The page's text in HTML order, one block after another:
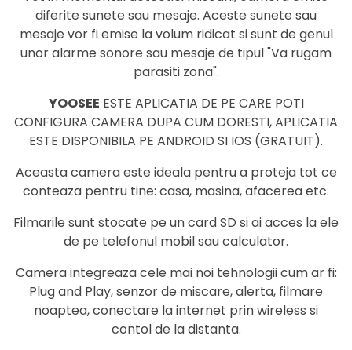
diferite sunete sau mesaje. Aceste sunete sau
mesaje vor fi emise la volum ridicat si sunt de genul
unor alarme sonore sau mesaje de tipul "Va rugam
parasiti zona".
YOOSEE ESTE APLICATIA DE PE CARE POTI
CONFIGURA CAMERA DUPA CUM DORESTI, APLICATIA
ESTE DISPONIBILA PE ANDROID SI IOS (GRATUIT).
Aceasta camera este ideala pentru a proteja tot ce
conteaza pentru tine: casa, masina, afacerea etc.
Filmarile sunt stocate pe un card SD si ai acces la ele
de pe telefonul mobil sau calculator.
Camera integreaza cele mai noi tehnologii cum ar fi:
Plug and Play, senzor de miscare, alerta, filmare
noaptea, conectare la internet prin wireless si
contol de la distanta.